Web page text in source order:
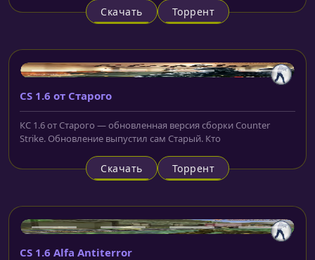
Скачать Торрент
CS 1.6 от Старого
КС 1.6 от Старого — обновленная версия сборки Counter
Strike. Обновление выпустил сам Старый. Кто
Скачать Торрент
CS 1.6 Alfa Antiterror